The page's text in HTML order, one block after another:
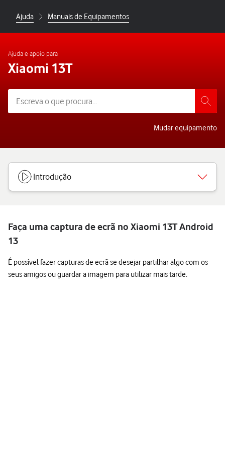
Ajuda Manuais de Equipamentos
Ajuda e apoio para
Xiaomi 13T
Mudar equipamento
Introdução
Faça uma captura de ecrã no Xiaomi 13T Android
13
É possível fazer capturas de ecrã se desejar partilhar algo com os
seus amigos ou guardar a imagem para utilizar mais tarde.